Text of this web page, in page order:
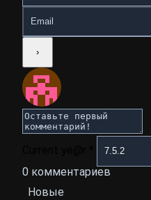
0 комментариев
Новые